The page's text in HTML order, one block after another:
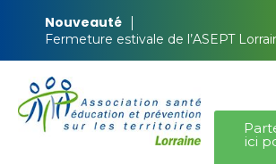
Nouveauté
Fermeture estivale de l’ASEPT
ici